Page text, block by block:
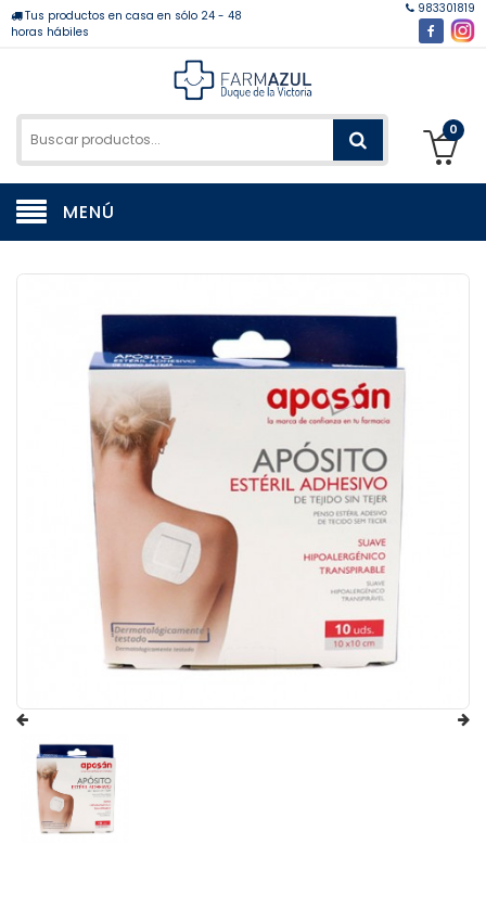
Tus productos en casa en sólo 24 - 48
horas hábiles
983301819
0
MENÚ